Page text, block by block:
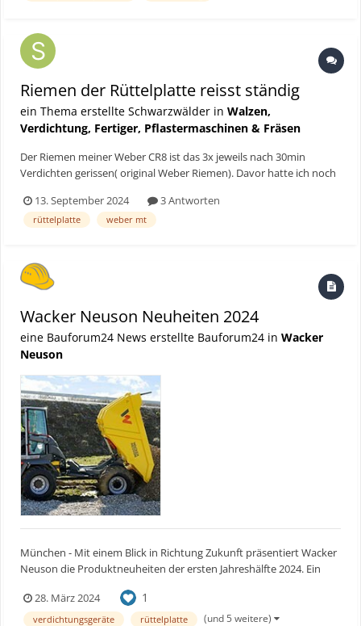
Riemen der Rüttelplatte reisst ständig
ein Thema erstellte Schwarzwälder in Walzen,
Verdichtung, Fertiger, Pflastermaschinen & Fräsen
Der Riemen meiner Weber CR8 ist das 3x jeweils nach 30min
Verdichten gerissen( original Weber Riemen). Davor hatte ich noch
13. September 2024 3 Antworten
rüttelplatte weber mt
Wacker Neuson Neuheiten 2024
eine Bauforum24 News erstellte Bauforum24 in Wacker
Neuson
München - Mit einem Blick in Richtung Zukunft präsentiert Wacker
Neuson die Produktneuheiten der ersten Jahreshälfte 2024. Ein
Generation der Akkustampfer sowie die akkubetriebene
vorwärtslaufende Rüttelplatte WP1550e. Diese neuen Ver...
28. März 2024 1
verdichtungsgeräte rüttelplatte (und 5 weitere)